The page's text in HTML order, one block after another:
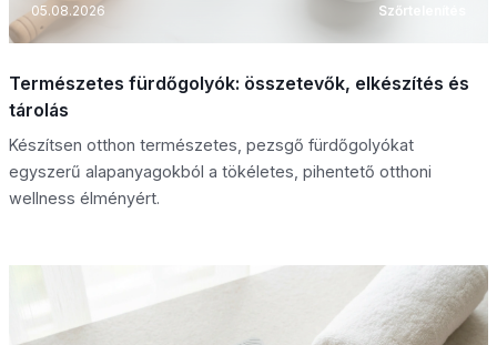
05.08.2026 Szőrtelenítés
Természetes fürdőgolyók: összetevők, elkészítés és
tárolás
Készítsen otthon természetes, pezsgő fürdőgolyókat
egyszerű alapanyagokból a tökéletes, pihentető otthoni
wellness élményért.